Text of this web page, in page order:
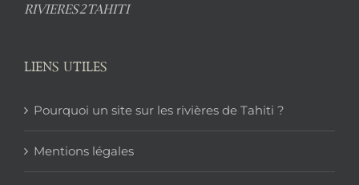
RIVIERES2TAHITI
LIENS UTILES
Pourquoi un site sur les rivières de Tahiti ?
Mentions légales